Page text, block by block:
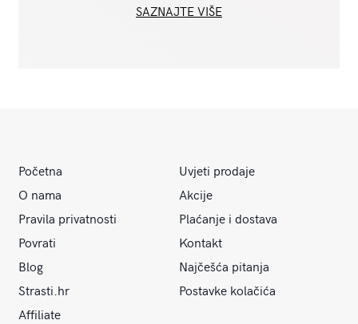
SAZNAJTE VIŠE
Početna
Uvjeti prodaje
O nama
Akcije
Pravila privatnosti
Plaćanje i dostava
Povrati
Kontakt
Blog
Najčešća pitanja
Strasti.hr
Postavke kolačića
Affiliate